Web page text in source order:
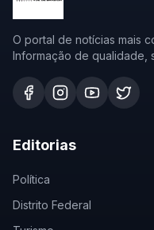
O portal de notícias mais
Informação de qualidade,
Editorias
Política
Distrito Federal